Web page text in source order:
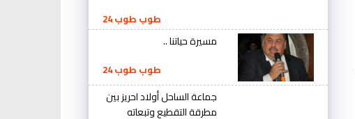
طوب طوب 24
مسيرة حياتنا ..
طوب طوب 24
جماعة الساحل أولاد احريز بين
مطرقة التقطيع وتبعاته